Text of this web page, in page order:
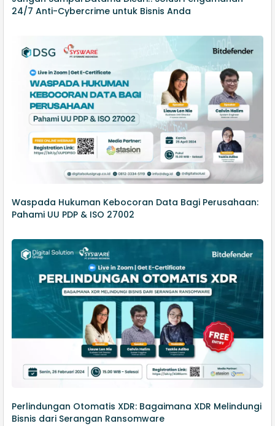
24/7 Anti-Cybercrime untuk Bisnis Anda
Waspada Hukuman Kebocoran Data Bagi Perusahaan:
Pahami UU PDP & ISO 27002
Perlindungan Otomatis XDR: Bagaimana XDR Melindungi
Bisnis dari Serangan Ransomware